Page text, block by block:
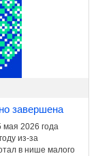
завершена
2026 года
из-за
в нише малого